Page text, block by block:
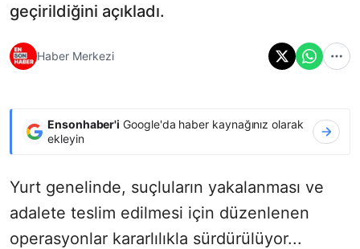
geçirildiğini açıkladı.
Haber Merkezi
Ensonhaber'i Google'da haber kaynağınız olarak
ekleyin
Yurt genelinde, suçluların yakalanması ve
adalete teslim edilmesi için düzenlenen
operasyonlar kararlılıkla sürdürülüyor...